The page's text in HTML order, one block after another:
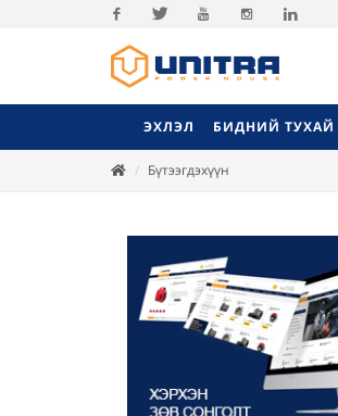
Facebook
ЭХЛЭЛ БИДНИЙ ТУХАЙ
Бүтээгдэхүүн